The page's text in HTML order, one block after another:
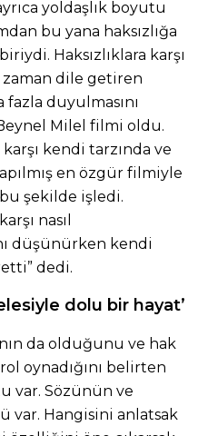
yoldaşlık boyutu
bu yana haksızlığa
Haksızlıklara karşı
zaman dile getiren
duyulmasını
Milel filmi oldu.
kendi tarzında ve
en özgür filmiyle
şekilde işledi.
nasıl
düşünürken kendi
dedi.
dolu bir hayat’
da olduğunu ve hak
oynadığını belirten
var. Sözünün ve
var. Hangisini anlatsak